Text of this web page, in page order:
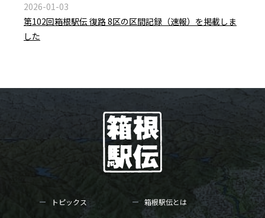
2026-01-03
第102回箱根駅伝 復路 8区の区間記録（速報）を掲載しま
した
トピックス 箱根駅伝とは